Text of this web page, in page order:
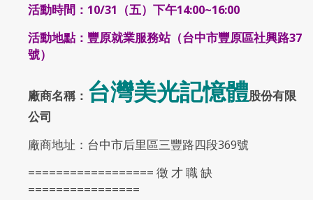
活動時間：10/31（五）下午14:00~16:00
活動地點：豐原就業服務站（台中市豐原區社興路37
號）
廠商名稱： 台灣美光記憶體股份有限
公司
廠商地址：台中市后里區三豐路四段369號
================== 徵 才 職 缺
================